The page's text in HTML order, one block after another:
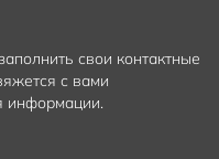
свои контактные
с вами
информации.